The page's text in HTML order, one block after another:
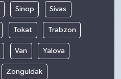
Sinop Sivas
Tokat Trabzon
Van Yalova
Zonguldak